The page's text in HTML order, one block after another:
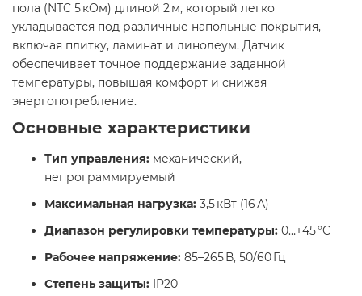
пола (NTC 5 кОм) длиной 2 м, который легко
укладывается под различные напольные покрытия,
включая плитку, ламинат и линолеум. Датчик
обеспечивает точное поддержание заданной
температуры, повышая комфорт и снижая
энергопотребление.​
Основные характеристики
Тип управления: механический,
непрограммируемый
Максимальная нагрузка: 3,5 кВт (16 А)
Диапазон регулировки температуры: 0…+45 °C
Рабочее напряжение: 85–265 В, 50/60 Гц
Степень защиты: IP20